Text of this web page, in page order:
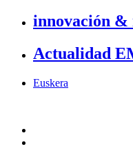
innovación &
Actualidad
Euskera